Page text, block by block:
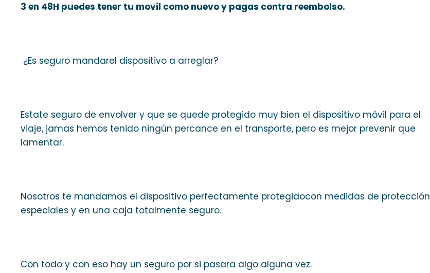
3 en 48H puedes tener tu movil como nuevo y pagas contra reembolso.
¿Es seguro mandarel dispositivo a arreglar?
Estate seguro de envolver y que se quede protegido muy bien el dispositivo móvil para el
viaje, jamas hemos tenido ningún percance en el transporte, pero es mejor prevenir que
lamentar.
Nosotros te mandamos el dispositivo perfectamente protegidocon medidas de protección
especiales y en una caja totalmente seguro.
Con todo y con eso hay un seguro por si pasara algo alguna vez.